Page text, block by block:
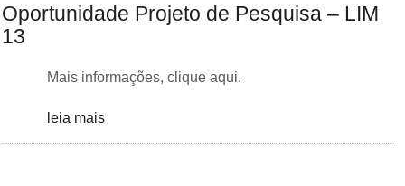
Oportunidade Projeto de Pesquisa – LIM
13
Mais informações, clique aqui.
leia mais